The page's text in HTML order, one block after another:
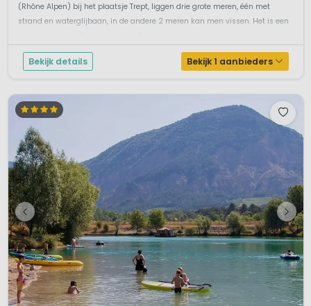
(Rhône Alpen) bij het plaatsje Trept, liggen drie grote meren, één met
strand en waterglijbaan, in de andere 2 meren kan men vissen. Het is een
Bekijk details Bekijk 1 aanbieders